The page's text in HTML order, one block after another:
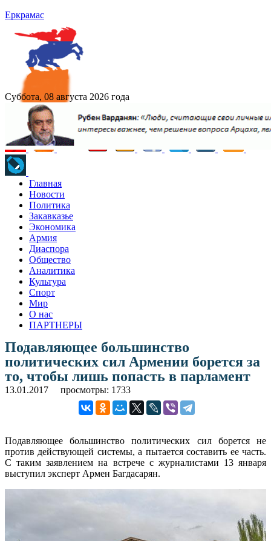
Еркрамас
Суббота, 08 августа 2026 года
Главная
Новости
Политика
Закавказье
Экономика
Армия
Диаспора
Общество
Аналитика
Культура
Спорт
Мир
О нас
ПАРТНЕРЫ
Подавляющее большинство
политических сил Армении борется за
то, чтобы лишь попасть в парламент
13.01.2017 просмотры: 1733
Подавляющее большинство политических сил борется не
против действующей системы, а пытается составить ее часть.
С таким заявлением на встрече с журналистами 13 января
выступил эксперт Армен Багдасарян.